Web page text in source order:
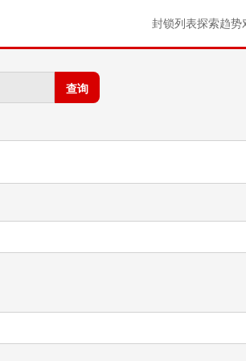
封锁列表探索趋势
查询